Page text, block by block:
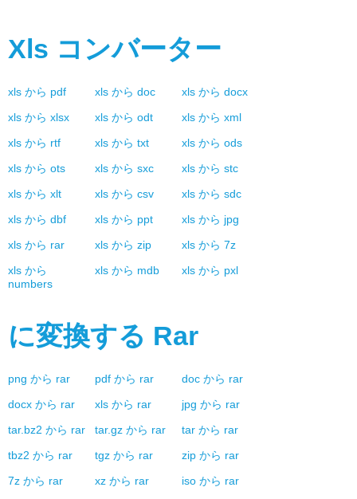
Xls コンバーター
xls から pdf xls から doc xls から docx
xls から xlsx xls から odt xls から xml
xls から rtf xls から txt xls から ods
xls から ots xls から sxc xls から stc
xls から xlt xls から csv xls から sdc
xls から dbf xls から ppt xls から jpg
xls から rar xls から zip xls から 7z
xls から
numbers
xls から mdb xls から pxl
に変換する Rar
png から rar pdf から rar doc から rar
docx から rar xls から rar jpg から rar
tar.bz2 から rar tar.gz から rar tar から rar
tbz2 から rar tgz から rar zip から rar
7z から rar xz から rar iso から rar